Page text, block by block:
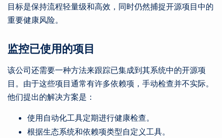
目标是保持流程轻量级和高效，同时仍然捕捉开源项目中的
重要健康风险。
监控已使用的项目
该公司还需要一种方法来跟踪已集成到其系统中的开源项
目。由于这些项目通常有许多依赖项，手动检查并不实际。
他们提出的解决方案是：
使用自动化工具定期进行健康检查。
根据生态系统和依赖项类型自定义工具。